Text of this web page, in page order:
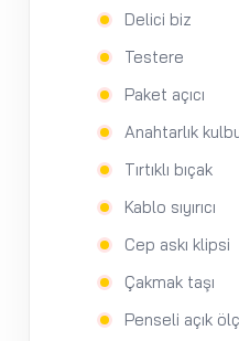
Delici biz
Testere
Paket açıcı
Anahtarlık
Tırtıklı bıçak
Kablo sıyırıcı
Cep askı klipsi
Çakmak taşı
Penseli açık